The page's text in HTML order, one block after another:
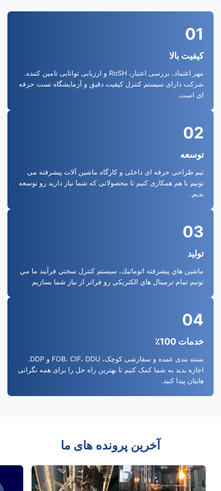
01
کیفیت بالا
مهر اعتماد، بررسی اعتبار، RoSH و ارزیابی توانایی تامین کننده.
شرکت دارای سیستم کنترل کیفیت دقیق و آزمایشگاه تست حرفه
ای است.
02
توسعه
تیم طراحی حرفه ای داخلی و کارگاه ماشین آلات پیشرفته می
تونیم با هم همکاری کنیم تا محصولاتی که شما نیاز دارید رو توسعه
بدیم.
03
تولید
ماشين هاي پیشرفته اتوماتيك، سيستم کنترل سختي فرآیند ما مي
تونيم تمام ترمينال هاي الکتريکي رو فراتر از نياز شما بسازيم
04
خدمات 100٪
بسته بندی عمده و سفارشی کوچک، FOB، CIF، DDU و DDP.
اجازه بدید به شما کمک کنیم تا بهترین راه حل را برای همه نگرانی
هایتان پیدا کنید.
آخرین پرونده های ما